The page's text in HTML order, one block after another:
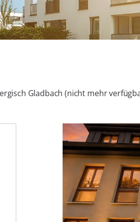
Gladbach (nicht mehr